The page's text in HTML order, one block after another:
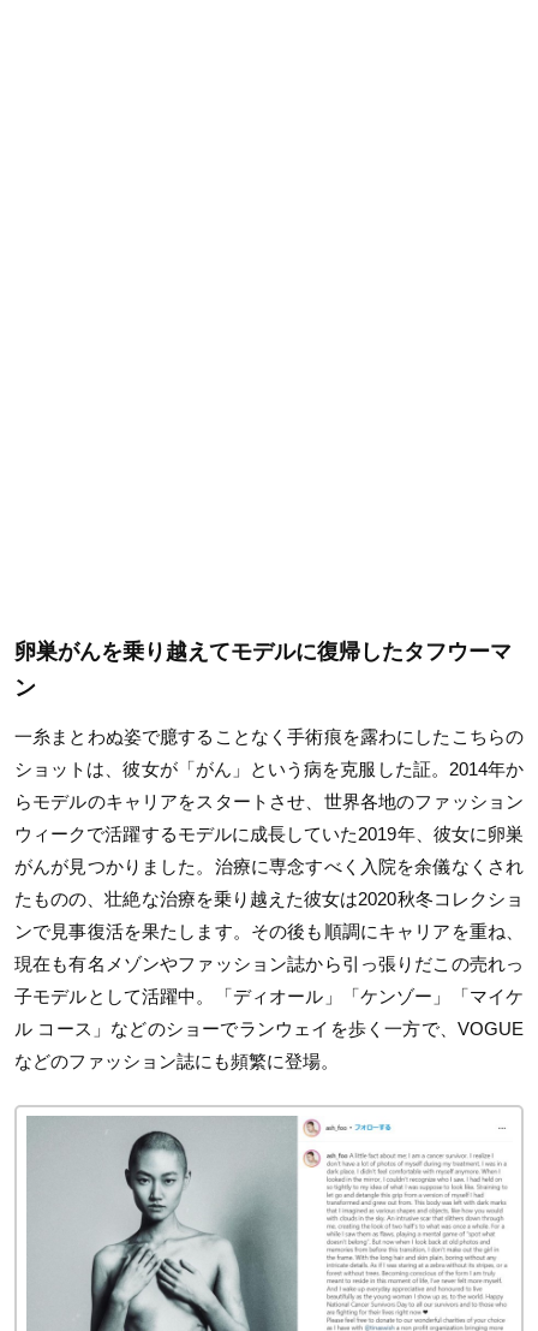
卵巣がんを乗り越えてモデルに復帰したタフウーマ
ン
一糸まとわぬ姿で臆することなく手術痕を露わにしたこちらの
ショットは、彼女が「がん」という病を克服した証。2014年か
らモデルのキャリアをスタートさせ、世界各地のファッション
ウィークで活躍するモデルに成長していた2019年、彼女に卵巣
がんが見つかりました。治療に専念すべく入院を余儀なくされ
たものの、壮絶な治療を乗り越えた彼女は2020秋冬コレクショ
ンで見事復活を果たします。その後も順調にキャリアを重ね、
現在も有名メゾンやファッション誌から引っ張りだこの売れっ
子モデルとして活躍中。「ディオール」「ケンゾー」「マイケ
ル コース」などのショーでランウェイを歩く一方で、VOGUE
などのファッション誌にも頻繁に登場。